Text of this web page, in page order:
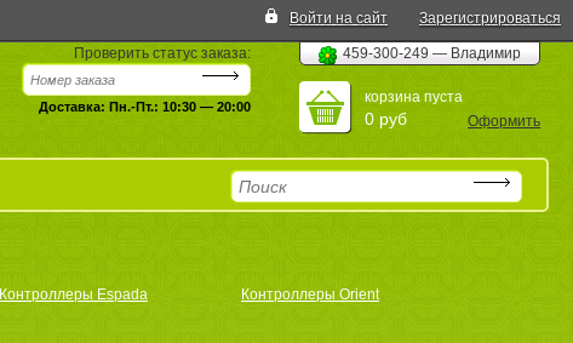
Войти на сайт Зарегистрироваться
Проверить статус заказа:
Доставка: Пн.-Пт.: 10:30 — 20:00
459-300-249 — Владимир
корзина пуста
0 руб Оформить
Контроллеры Espada
Контроллеры Orient